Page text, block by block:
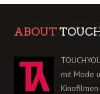
ABOUT
mit Mode